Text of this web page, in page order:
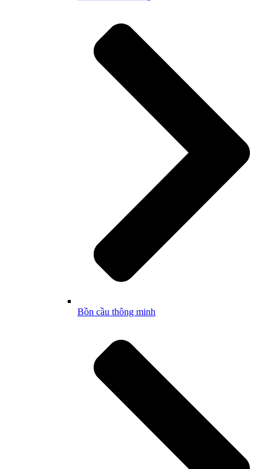
Bồn cầu thông minh